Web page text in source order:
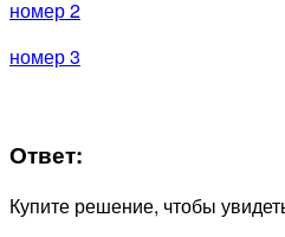
номер 2
номер 3
Ответ:
Купите решение, чтобы